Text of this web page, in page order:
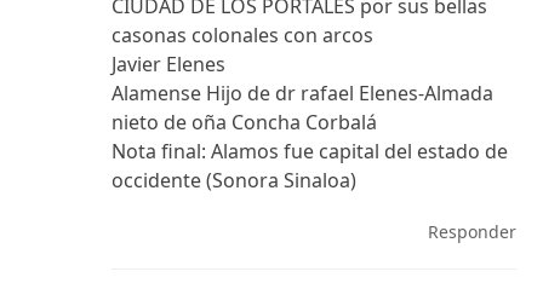
CIUDAD DE LOS PORTALES por sus bellas
casonas colonales con arcos
Javier Elenes
Alamense Hijo de dr rafael Elenes-Almada
nieto de oña Concha Corbalá
Nota final: Alamos fue capital del estado de
occidente (Sonora Sinaloa)
Responder